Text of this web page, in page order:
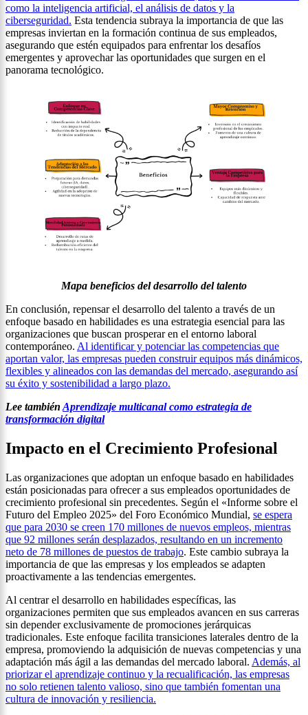
como la inteligencia artificial, el análisis de datos y la
ciberseguridad. Esta tendencia subraya la importancia de que las
empresas inviertan en la formación continua de sus empleados,
asegurando que estén equipados para enfrentar los desafíos
emergentes y aprovechar las oportunidades que surgen en el
panorama tecnológico.
Mapa beneficios del desarrollo del talento
En conclusión, repensar el desarrollo del talento a través de un
enfoque basado en habilidades es una estrategia esencial para las
organizaciones que buscan prosperar en el entorno laboral
contemporáneo. Al identificar y potenciar las competencias que
aportan valor, las empresas pueden construir equipos más dinámicos,
flexibles y alineados con las demandas del mercado, asegurando así
su éxito y sostenibilidad a largo plazo.
Lee también Aprendizaje multicanal como estrategia de
transformación digital
Impacto en el Crecimiento Profesional
Las organizaciones que adoptan un enfoque basado en habilidades
están posicionadas para ofrecer a sus empleados oportunidades de
crecimiento profesional sin precedentes. Según el «Informe sobre el
Futuro del Empleo 2025» del Foro Económico Mundial, se espera
que para 2030 se creen 170 millones de nuevos empleos, mientras
que 92 millones serán desplazados, resultando en un incremento
neto de 78 millones de puestos de trabajo. Este cambio subraya la
importancia de que las empresas y los empleados se adapten
proactivamente a las tendencias emergentes.
Al centrar el desarrollo en habilidades específicas, las
organizaciones permiten que sus empleados avancen en sus carreras
sin depender exclusivamente de promociones jerárquicas
tradicionales. Este enfoque facilita transiciones laterales dentro de la
empresa, promoviendo la adquisición de nuevas competencias y una
adaptación más ágil a las demandas del mercado laboral. Además, al
priorizar el aprendizaje continuo y la recualificación, las empresas
no solo retienen talento valioso, sino que también fomentan una
cultura de innovación y resiliencia.